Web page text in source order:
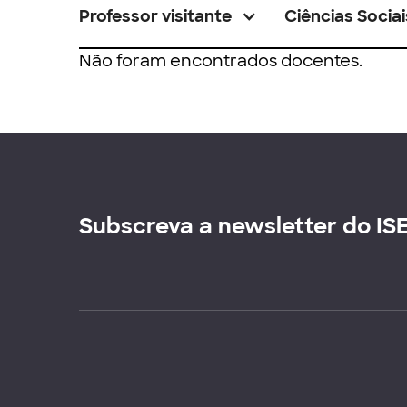
Professor visitante Ciências
Não foram encontrados docentes.
Subscreva a newsletter do